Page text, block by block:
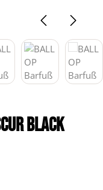
black